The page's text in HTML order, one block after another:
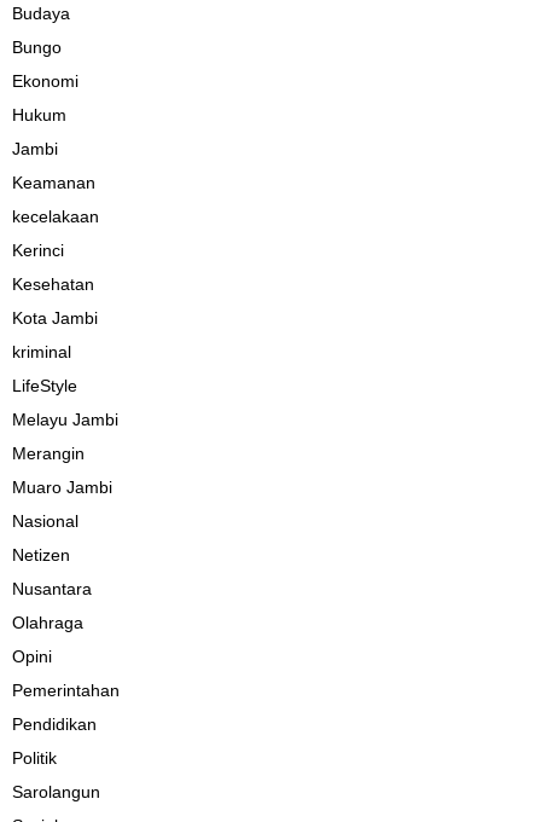
Budaya
Bungo
Ekonomi
Hukum
Jambi
Keamanan
kecelakaan
Kerinci
Kesehatan
Kota Jambi
kriminal
LifeStyle
Melayu Jambi
Merangin
Muaro Jambi
Nasional
Netizen
Nusantara
Olahraga
Opini
Pemerintahan
Pendidikan
Politik
Sarolangun